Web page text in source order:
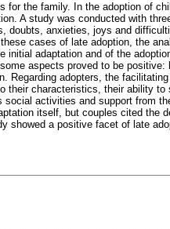
for the family. In the adoption of
A study was conducted with
doubts, anxieties, joys and
cases of late adoption, the
initial adaptation and of the
aspects proved to be positive:
Regarding adopters, the
their characteristics, their ability to
activities and support from
itself, but couples cited the
showed a positive facet of late